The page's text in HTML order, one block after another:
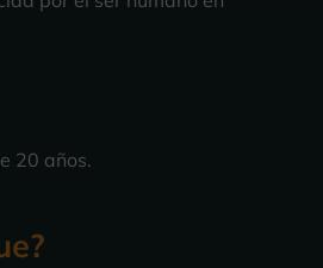
20 años.